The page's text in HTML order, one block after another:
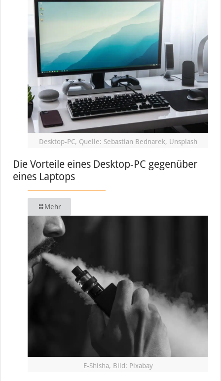
Desktop-PC, Quelle: Sebastian Bednarek, Unsplash
Die Vorteile eines Desktop-PC gegenüber
eines Laptops
Mehr
E-Shisha, Bild: Pixabay